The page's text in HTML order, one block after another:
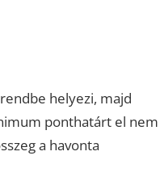
helyezi, majd
ponthatárt el nem
a havonta